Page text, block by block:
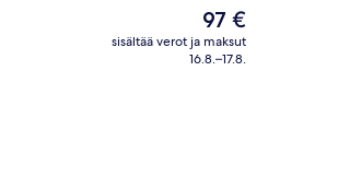
Nykyinen
hinta
on
97 €
sisältää verot ja maksut
16.8.–17.8.